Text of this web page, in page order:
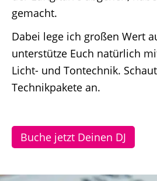
gemacht.
Dabei lege ich großen Wert
unterstütze Euch natürlich
Licht- und Tontechnik.
Technikpakete an.
Buche jetzt Deinen DJ